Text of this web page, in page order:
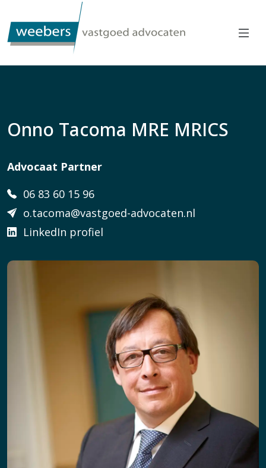
Onno Tacoma MRE MRICS
Advocaat Partner
06 83 60 15 96
o.tacoma@vastgoed-advocaten.nl
LinkedIn profiel